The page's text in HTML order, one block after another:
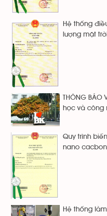
Hệ thống
lượng mặt
THÔNG
học và công
Quy trình
nano cacbon
Hệ thống